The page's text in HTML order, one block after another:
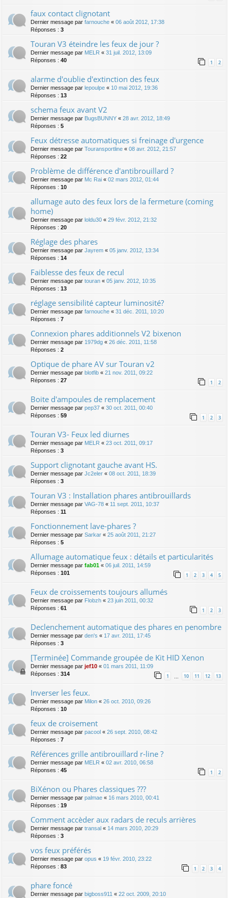
faux contact clignotant
Dernier message par farnouche « 06 août 2012, 17:38
Réponses : 3
Touran V3 éteindre les feux de jour ?
Dernier message par MELR « 31 juil. 2012, 13:09
Réponses : 40 1 2
alarme d'oublie d'extinction des feux
Dernier message par lepoulpe « 10 mai 2012, 19:36
Réponses : 13
schema feux avant V2
Dernier message par BugsBUNNY « 28 avr. 2012, 18:49
Réponses : 5
Feux détresse automatiques si freinage d'urgence
Dernier message par Touransportline « 08 avr. 2012, 21:57
Réponses : 22
Problème de différence d'antibrouillard ?
Dernier message par Mc Rai « 02 mars 2012, 01:44
Réponses : 10
allumage auto des feux lors de la fermeture (coming
home)
Dernier message par loldu30 « 29 févr. 2012, 21:32
Réponses : 20
Réglage des phares
Dernier message par Jayrem « 05 janv. 2012, 13:34
Réponses : 14
Faiblesse des feux de recul
Dernier message par touran « 05 janv. 2012, 10:35
Réponses : 13
réglage sensibilité capteur luminosité?
Dernier message par farnouche « 31 déc. 2011, 10:20
Réponses : 7
Connexion phares additionnels V2 bixenon
Dernier message par 1979dg « 26 déc. 2011, 11:58
Réponses : 2
Optique de phare AV sur Touran v2
Dernier message par blotfib « 21 nov. 2011, 09:22
Réponses : 27 1 2
Boite d'ampoules de remplacement
Dernier message par pep37 « 30 oct. 2011, 00:40
Réponses : 59 1 2 3
Touran V3- Feux led diurnes
Dernier message par MELR « 23 oct. 2011, 09:17
Réponses : 3
Support clignotant gauche avant HS.
Dernier message par Jc2eler « 08 oct. 2011, 18:39
Réponses : 3
Touran V3 : Installation phares antibrouillards
Dernier message par VAG-78 « 11 sept. 2011, 10:37
Réponses : 11
Fonctionnement lave-phares ?
Dernier message par Sarkar « 25 août 2011, 21:27
Réponses : 5
Allumage automatique feux : détails et particularités
Dernier message par fab01 « 06 juil. 2011, 14:59
Réponses : 101 1 2 3 4 5
Feux de croissements toujours allumés
Dernier message par Flobzh « 23 juin 2011, 00:32
Réponses : 61 1 2 3
Declenchement automatique des phares en penombre
Dernier message par den's « 17 avr. 2011, 17:45
Réponses : 3
[Terminée] Commande groupée de Kit HID Xenon
Dernier message par jef10 « 01 mars 2011, 11:09
Réponses : 314 1 … 10 11 12 13
Inverser les feux.
Dernier message par Milon « 26 oct. 2010, 09:26
Réponses : 10
feux de croisement
Dernier message par pacool « 26 sept. 2010, 08:42
Réponses : 7
Références grille antibrouillard r-line ?
Dernier message par MELR « 02 avr. 2010, 06:58
Réponses : 45 1 2
BiXénon ou Phares classiques ???
Dernier message par palmae « 16 mars 2010, 00:41
Réponses : 19
Comment accèder aux radars de reculs arrières
Dernier message par transal « 14 mars 2010, 20:29
Réponses : 3
vos feux préférés
Dernier message par opus « 19 févr. 2010, 23:22
Réponses : 83 1 2 3 4
phare foncé
Dernier message par bigboss911 « 22 oct. 2009, 20:10